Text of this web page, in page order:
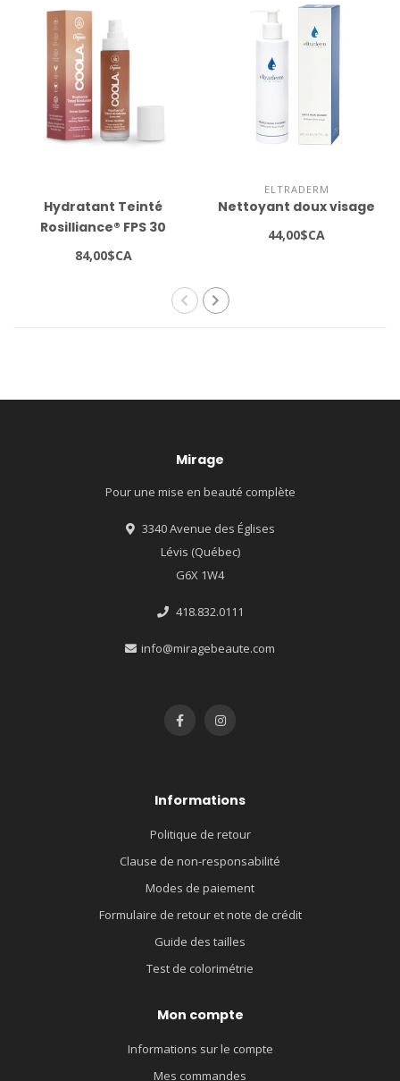
Hydratant Teinté
Rosilliance® FPS 30
Déesse De Bronze 1.5 fl
oz / 44 ml
84,00$CA
ELTRADERM
Nettoyant doux visage
44,00$CA
Mirage
Pour une mise en beauté complète
3340 Avenue des Églises
Lévis (Québec)
G6X 1W4
418.832.0111
info@miragebeaute.com
Informations
Politique de retour
Clause de non-responsabilité
Modes de paiement
Formulaire de retour et note de crédit
Guide des tailles
Test de colorimétrie
Mon compte
Informations sur le compte
Mes commandes